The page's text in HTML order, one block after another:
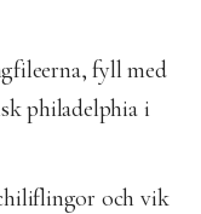
fyll med
philadelphia i
och vik